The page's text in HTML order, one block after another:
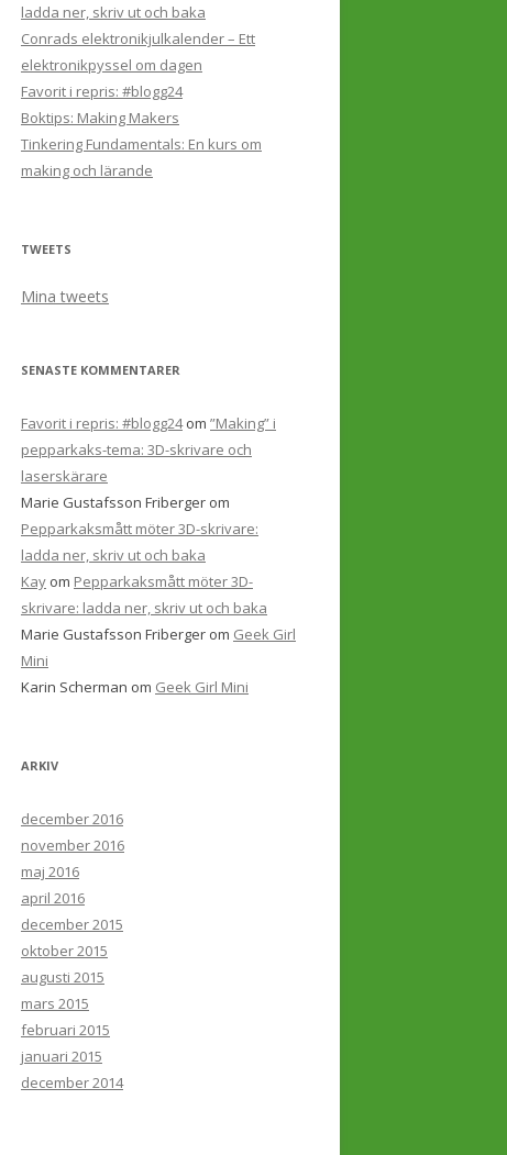
ladda ner, skriv ut och baka
Conrads elektronikjulkalender – Ett
elektronikpyssel om dagen
Favorit i repris: #blogg24
Boktips: Making Makers
Tinkering Fundamentals: En kurs om
making och lärande
TWEETS
Mina tweets
SENASTE KOMMENTARER
Favorit i repris: #blogg24om ”Making” i
pepparkaks-tema: 3D-skrivare och
laserskärare
Marie Gustafsson Friberger om
Pepparkaksmått möter 3D-skrivare:
ladda ner, skriv ut och baka
Kay om Pepparkaksmått möter 3D-
skrivare: ladda ner, skriv ut och baka
Marie Gustafsson Friberger om Geek Girl
Mini
Karin Scherman om Geek Girl Mini
ARKIV
december 2016
november 2016
maj 2016
april 2016
december 2015
oktober 2015
augusti 2015
mars 2015
februari 2015
januari 2015
december 2014